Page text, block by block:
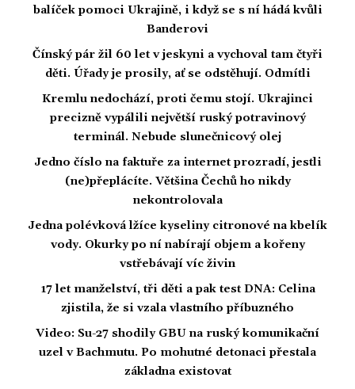
balíček pomoci Ukrajině, i když se s ní hádá kvůli
Banderovi
Čínský pár žil 60 let v jeskyni a vychoval tam čtyři
děti. Úřady je prosily, ať se odstěhují. Odmítli
Kremlu nedochází, proti čemu stojí. Ukrajinci
precizně vypálili největší ruský potravinový
terminál. Nebude slunečnicový olej
Jedno číslo na faktuře za internet prozradí, jestli
(ne)přeplácíte. Většina Čechů ho nikdy
nekontrolovala
Jedna polévková lžíce kyseliny citronové na kbelík
vody. Okurky po ní nabírají objem a kořeny
vstřebávají víc živin
17 let manželství, tři děti a pak test DNA: Celina
zjistila, že si vzala vlastního příbuzného
Video: Su-27 shodily GBU na ruský komunikační
uzel v Bachmutu. Po mohutné detonaci přestala
základna existovat